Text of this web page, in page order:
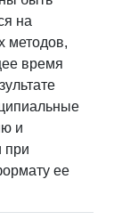
на
методов,
время
и
при
ее